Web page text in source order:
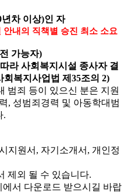
년차 이상)인 자
내의 직책별 승진 최소 소요
가능자)
라 사회복지시설 종사자 결
회복지사업법 제35조의2)
범죄 등이 있으신 분은 지원
, 성범죄경력 및 아동학대범
.
지원서 , 자기소개서 , 개인정
제외 될 수 있습니다.
서 다운로드 받으시길 바랍